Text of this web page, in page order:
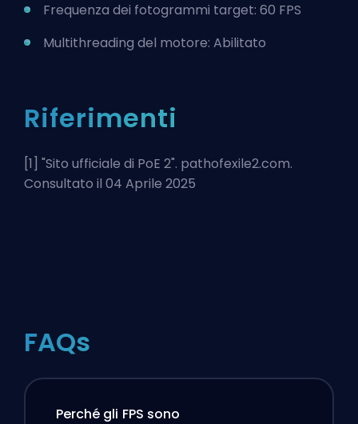
Frequenza dei fotogrammi target: 60 FPS
Multithreading del motore: Abilitato
Riferimenti
[1] "Sito ufficiale di PoE 2". pathofexile2.com.
Consultato il 04 Aprile 2025
FAQs
Perché gli FPS sono